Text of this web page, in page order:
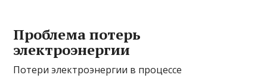
Проблема потерь
электроэнергии
Потери электроэнергии в процессе